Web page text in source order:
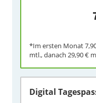
*Im ersten Monat
mtl., danach 29,90 €
Digital